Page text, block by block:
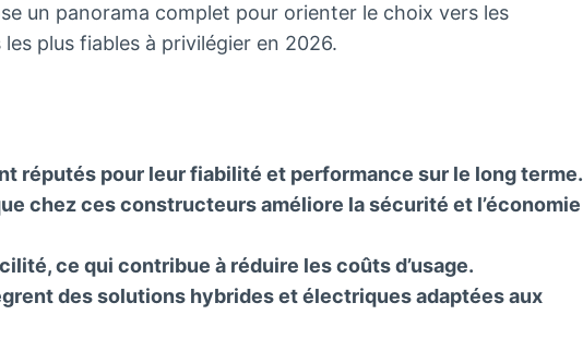
un panorama complet pour orienter le choix vers les
plus fiables à privilégier en 2026.
réputés pour leur fiabilité et performance sur le long terme.
chez ces constructeurs améliore la sécurité et l’économie
ce qui contribue à réduire les coûts d’usage.
des solutions hybrides et électriques adaptées aux